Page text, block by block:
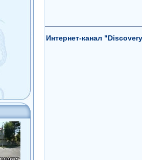
Интернет-канал